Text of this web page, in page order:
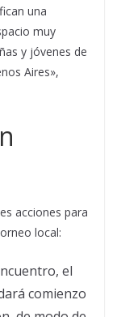
una
muy
y jóvenes de
Aires»,
acciones para
local:
el
comienzo